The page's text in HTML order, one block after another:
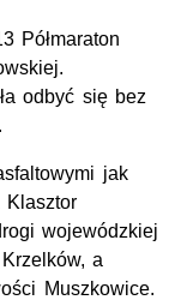
Półmaraton
odbyć się bez
jak
Klasztor
wojewódzkiej
a
Muszkowice.